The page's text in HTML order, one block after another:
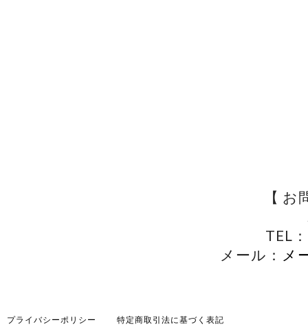
【
TEL
メール： メ
プライバシーポリシー 特定商取引法に基づく表記